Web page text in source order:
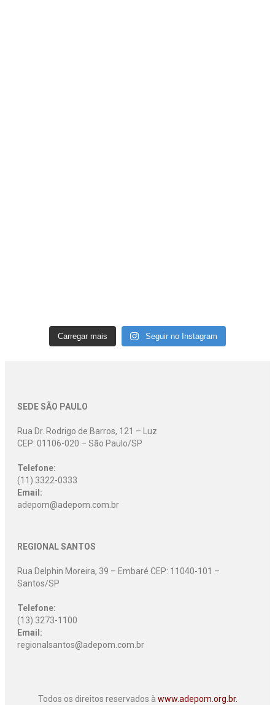
Carregar mais Seguir no Instagram
SEDE SÃO PAULO
Rua Dr. Rodrigo de Barros, 121 – Luz
CEP: 01106-020 – São Paulo/SP
Telefone:
(11) 3322-0333
Email:
adepom@adepom.com.br
REGIONAL SANTOS
Rua Delphin Moreira, 39 – Embaré CEP: 11040-101 –
Santos/SP
Telefone:
(13) 3273-1100
Email:
regionalsantos@adepom.com.br
Todos os direitos reservados à www.adepom.org.br.